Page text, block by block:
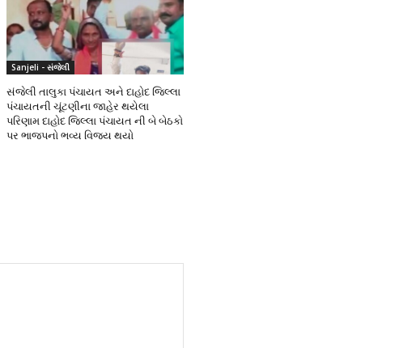
Sanjeli - સંજેલી
સંજેલી તાલુકા પંચાયત અને દાહોદ જિલ્લા
પંચાયતની ચૂંટણીના જાહેર થયેલા
પરિણામ દાહોદ જિલ્લા પંચાયત ની બે બેઠકો
પર ભાજપનો ભવ્ય વિજય થયો